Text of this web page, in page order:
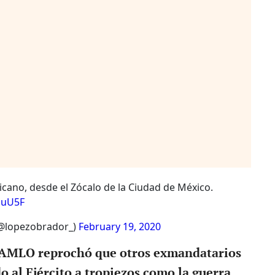
desde el Zócalo de la Ciudad de México.
February 19, 2020
reprochó que otros exmandatarios